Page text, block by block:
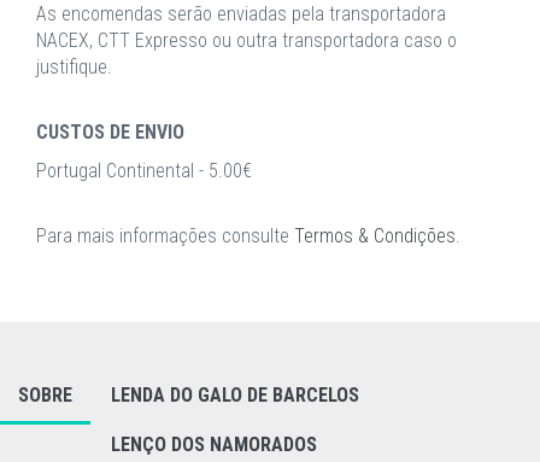
As encomendas serão enviadas pela transportadora
NACEX, CTT Expresso ou outra transportadora caso o
justifique.
CUSTOS DE ENVIO
Portugal Continental - 5.00€
Para mais informações consulte Termos & Condições.
SOBRE LENDA DO GALO DE BARCELOS
LENÇO DOS NAMORADOS